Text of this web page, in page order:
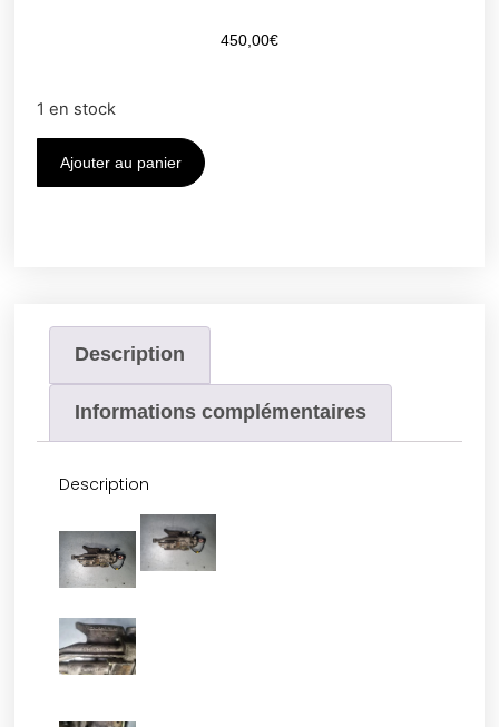
450,00€
1 en stock
Ajouter au panier
Description
Informations complémentaires
Description